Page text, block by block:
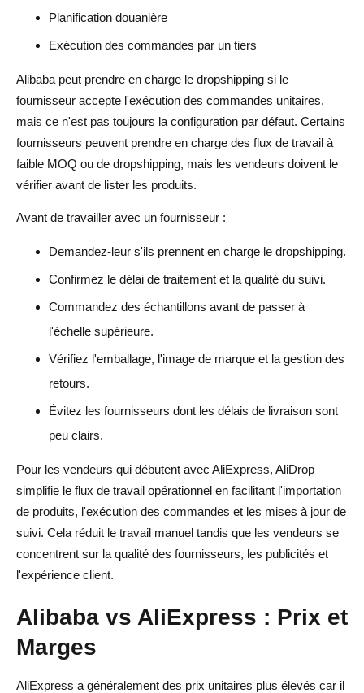
Planification douanière
Exécution des commandes par un tiers
Alibaba peut prendre en charge le dropshipping si le
fournisseur accepte l'exécution des commandes unitaires,
mais ce n'est pas toujours la configuration par défaut. Certains
fournisseurs peuvent prendre en charge des flux de travail à
faible MOQ ou de dropshipping, mais les vendeurs doivent le
vérifier avant de lister les produits.
Avant de travailler avec un fournisseur :
Demandez-leur s'ils prennent en charge le dropshipping.
Confirmez le délai de traitement et la qualité du suivi.
Commandez des échantillons avant de passer à
l'échelle supérieure.
Vérifiez l'emballage, l'image de marque et la gestion des
retours.
Évitez les fournisseurs dont les délais de livraison sont
peu clairs.
Pour les vendeurs qui débutent avec AliExpress, AliDrop
simplifie le flux de travail opérationnel en facilitant l'importation
de produits, l'exécution des commandes et les mises à jour de
suivi. Cela réduit le travail manuel tandis que les vendeurs se
concentrent sur la qualité des fournisseurs, les publicités et
l'expérience client.
Alibaba vs AliExpress : Prix et
Marges
AliExpress a généralement des prix unitaires plus élevés car il